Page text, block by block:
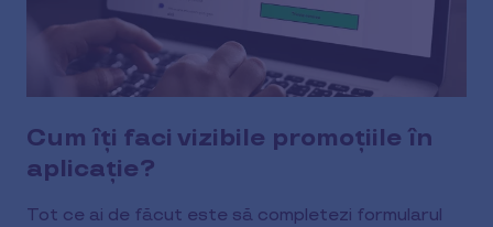
Cum îți faci vizibile promoțiile în
aplicație?
Tot ce ai de făcut este să completezi formularul